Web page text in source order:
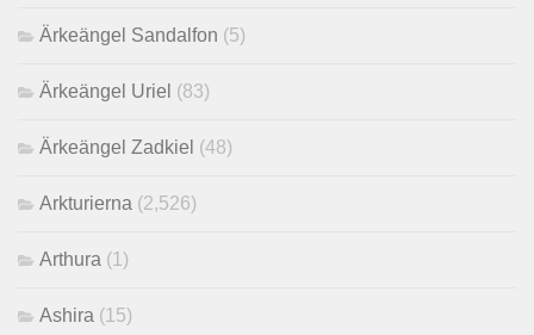
Ärkeängel Sandalfon (5)
Ärkeängel Uriel (83)
Ärkeängel Zadkiel (48)
Arkturierna (2,526)
Arthura (1)
Ashira (15)